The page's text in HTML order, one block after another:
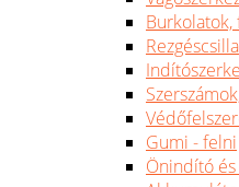
Burkolatok,
Gumi - felni
Önindító